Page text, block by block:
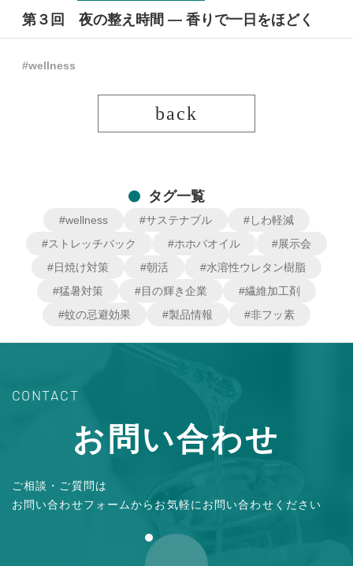
第３回 夜の整え時間 ― 香りで一日をほどく
#wellness
back
タグ一覧
#wellness #サステナブル
#しわ軽減
#ストレッチバック
#ホホバオイル
#展示会
#日焼け対策
#朝活
#水溶性ウレタン樹脂
#猛暑対策
#目の輝き企業
#繊維加工剤
#蚊の忌避効果
#製品情報 #非フッ素
CONTACT
お問い合わせ
ご相談・ご質問は
お問い合わせフォームからお気軽にお問い合わせください